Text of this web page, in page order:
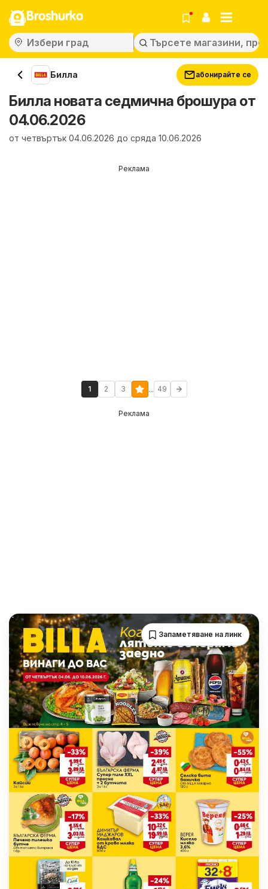
Broshurko
Билла абонирайте се
Билла новата седмична брошура от
04.06.2026
от четвъртък 04.06.2026 до сряда 10.06.2026
Реклама
1 2 3 ... 49
Реклама
Запаметяване на линк